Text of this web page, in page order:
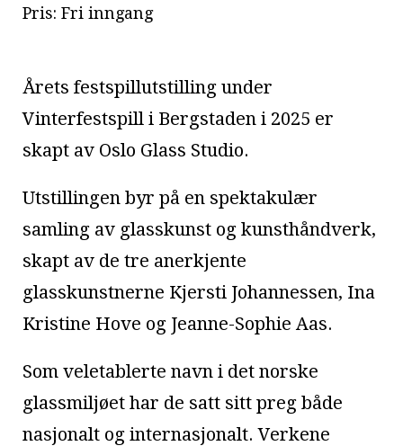
Pris: Fri inngang
Årets festspillutstilling under
Vinterfestspill i Bergstaden i 2025 er
skapt av Oslo Glass Studio.
Utstillingen byr på en spektakulær
samling av glasskunst og kunsthåndverk,
skapt av de tre anerkjente
glasskunstnerne Kjersti Johannessen, Ina
Kristine Hove og Jeanne-Sophie Aas.
Som veletablerte navn i det norske
glassmiljøet har de satt sitt preg både
nasjonalt og internasjonalt. Verkene